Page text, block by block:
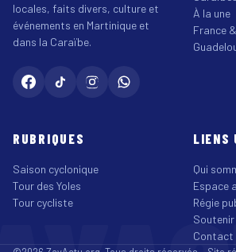
locales, faits divers, culture et
événements en Martinique et
dans la Caraïbe.
À la une
France
RUBRIQUES
Saison cyclonique
Tour des Yoles
Tour cycliste
LIENS
Qui
Espace
Régie
Contact